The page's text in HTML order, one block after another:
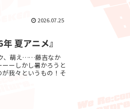
2026.07.25
夏アニメ』
、萌え……藤吉なか
ーしかし暑かろうと
我々というもの！そ